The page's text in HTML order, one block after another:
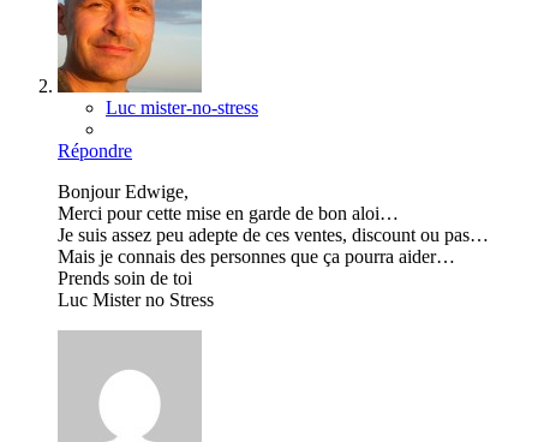
Luc mister-no-stress
Répondre
Bonjour Edwige,
Merci pour cette mise en garde de bon aloi…
Je suis assez peu adepte de ces ventes, discount ou pas…
Mais je connais des personnes que ça pourra aider…
Prends soin de toi
Luc Mister no Stress